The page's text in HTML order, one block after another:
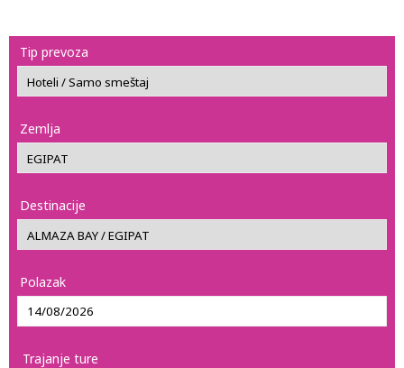
Tip prevoza
Zemlja
Destinacije
Polazak
Trajanje ture